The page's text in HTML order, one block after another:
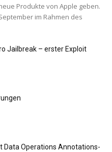
Produkte von Apple geben.
im Rahmen des
Jailbreak – erster Exploit
Data Operations Annotations-